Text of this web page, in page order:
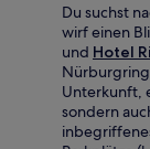
Du suchst
wirf einen
und Hotel
Unterkunft,
sondern